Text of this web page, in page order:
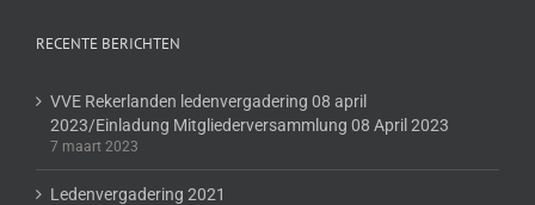
RECENTE BERICHTEN
VVE Rekerlanden ledenvergadering 08 april
2023/Einladung Mitgliederversammlung 08 April 2023
7 maart 2023
Ledenvergadering 2021